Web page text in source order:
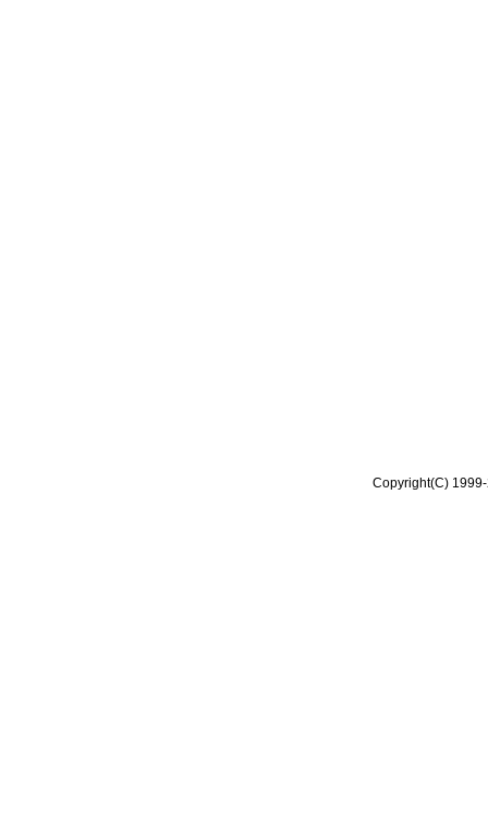
Copyright(C)